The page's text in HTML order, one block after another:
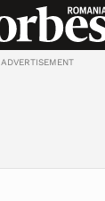
ADVERTISEMENT